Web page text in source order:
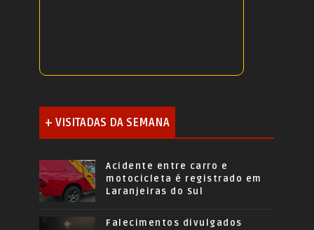
+ VISITADAS DA SEMANA
Acidente entre carro e
motocicleta é registrado em
Laranjeiras do Sul
Falecimentos divulgados